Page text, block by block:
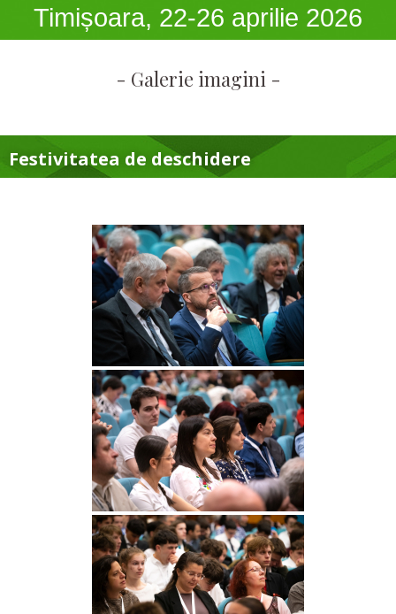
Timișoara, 22-26 aprilie 2026
- Galerie imagini -
Festivitatea de deschidere